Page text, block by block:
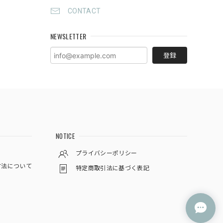
CONTACT
NEWSLETTER
登録
について
NOTICE
プライバシーポリシー
特定商取引法に基づく表記